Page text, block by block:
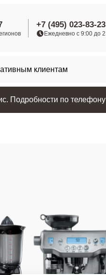
+7 (495) 023-83-23
Ежедневно с 9:00 до
клиентам
Подробности по